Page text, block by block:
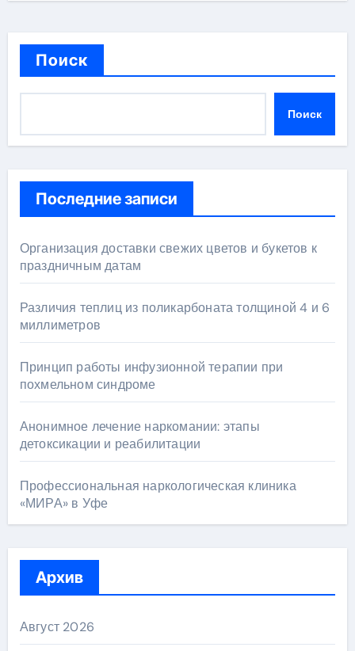
Поиск
Поиск
Последние записи
Организация доставки свежих цветов и букетов к
праздничным датам
Различия теплиц из поликарбоната толщиной 4 и 6
миллиметров
Принцип работы инфузионной терапии при
похмельном синдроме
Анонимное лечение наркомании: этапы
детоксикации и реабилитации
Профессиональная наркологическая клиника
«МИРА» в Уфе
Архив
Август 2026